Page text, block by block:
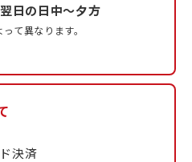
日の日中〜夕方
て異なります。
決済